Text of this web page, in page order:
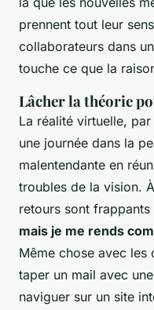
prennent tout leur
collaborateurs dans
touche ce que la
Lâcher la théorie
La réalité virtuelle,
une journée dans la
malentendante en
troubles de la vision.
retours sont frappants
mais je me rends
Même chose avec les
taper un mail avec
naviguer sur un site